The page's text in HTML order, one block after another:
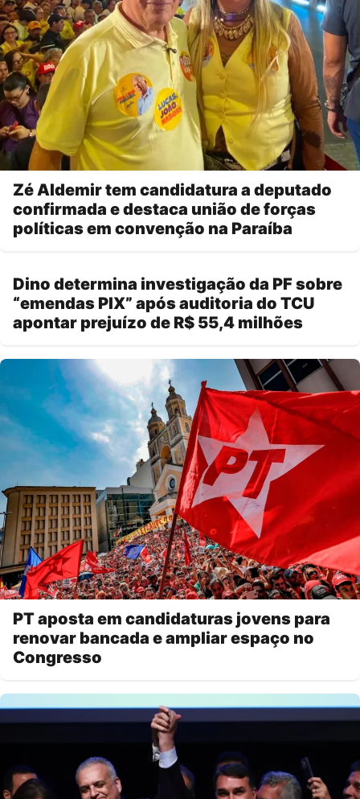
Zé Aldemir tem candidatura a deputado
confirmada e destaca união de forças
políticas em convenção na Paraíba
Dino determina investigação da PF sobre
“emendas PIX” após auditoria do TCU
apontar prejuízo de R$ 55,4 milhões
PT aposta em candidaturas jovens para
renovar bancada e ampliar espaço no
Congresso